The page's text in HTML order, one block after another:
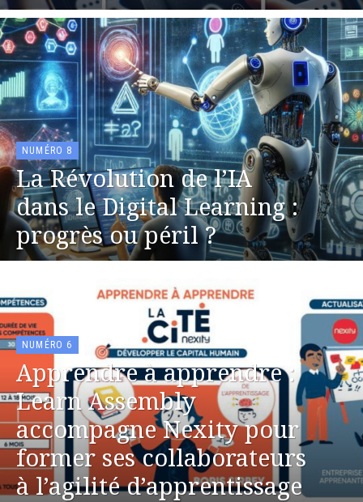
NUMÉRO 8
La Révolution de l’IA
dans le Digital Learning :
progrès ou péril ?
NUMÉRO 6
Apprendre à apprendre :
Learn Assembly
accompagne Nexity pour
former ses collaborateurs
à l’agilité d’apprentissage